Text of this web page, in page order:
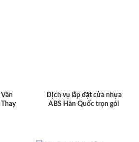
Dịch vụ lắp đặt cửa nhựa
ABS Hàn Quốc trọn gói